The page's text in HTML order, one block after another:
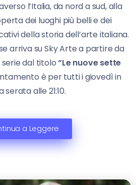
l’Italia, da nord a sud, alla
dei luoghi più belli e dei
della storia dell’arte italiana.
arriva su Sky Arte a partire da
serie dal titolo“Le nuove sette
è per tutti i giovedì in
serata alle 21:10.
a Leggere